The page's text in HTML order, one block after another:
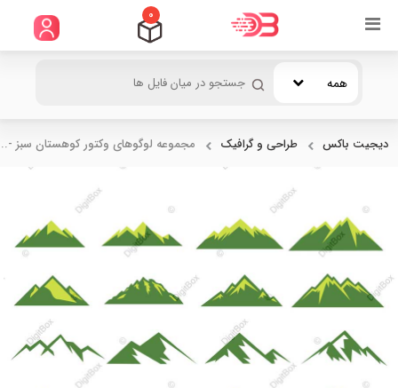
0
همه
دیجیت باکس طراحی و گرافیک مجموعه لوگوهای وکتور کوهستان سبز -